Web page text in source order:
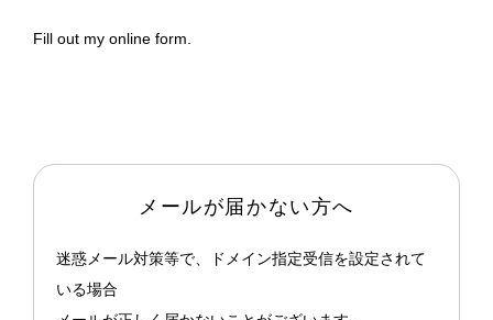
Fill out my online form.
メールが届かない方へ
迷惑メール対策等で、ドメイン指定受信を設定されて
いる場合